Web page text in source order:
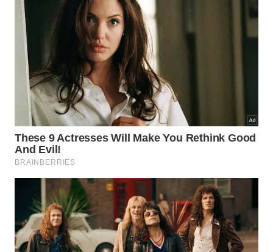
coesão comunitária dentro daquela
civilização extremamente teocrática.
A descoberta atual ajuda a traçar paralelos
históricos importantes com outros achados
arqueológicos famosos da região. Documentos
similares encontrados no passado revelam como as
mulheres ligadas a esse culto específico eram
valorizadas, conforme demonstram os seguintes
exemplos